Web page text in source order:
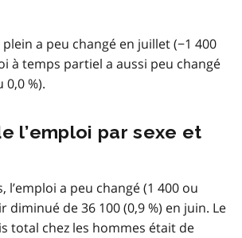
plein a peu changé en juillet (−1 400
à temps partiel a aussi peu changé
0,0 %).
l’emploi par sexe et
l’emploi a peu changé (1 400 ou
diminué de 36 100 (0,9 %) en juin. Le
total chez les hommes était de